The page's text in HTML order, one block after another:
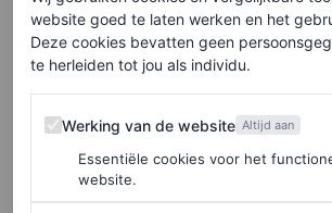
simpel: rechttoe rechtaan. “We hebben
herfst iets donkerder gemaakt”, zegt
hij op dat ze de look hebben afgemaakt
framing-variant op deScandinavische
dat altijd werkt voor een zachte
gezicht. Hij gebruikte het L’Oréal Paris
website goed te laten werken en het
Deze cookies bevatten geen
te herleiden tot jou als individu.
Werking van de website
Werking van de website Altijd aan
Essentiële cookies voor het
website.